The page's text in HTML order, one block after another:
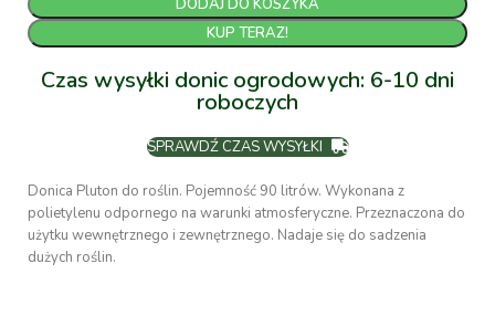
DODAJ DO KOSZYKA
KUP TERAZ!
Czas wysyłki donic ogrodowych: 6-10 dni
roboczych
SPRAWDŹ CZAS WYSYŁKI
Donica Pluton do roślin. Pojemność 90 litrów. Wykonana z
polietylenu odpornego na warunki atmosferyczne. Przeznaczona do
użytku wewnętrznego i zewnętrznego. Nadaje się do sadzenia
dużych roślin.